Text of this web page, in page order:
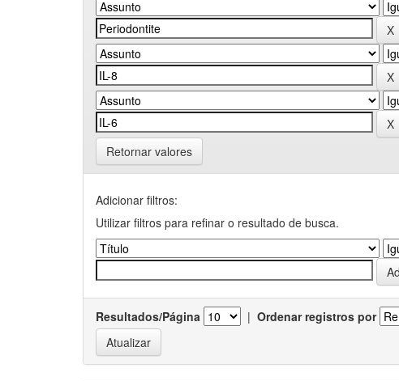
Retornar valores
Adicionar filtros:
Utilizar filtros para refinar o resultado de busca.
Resultados/Página | Ordenar registros por